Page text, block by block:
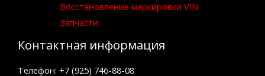
Восстановление маркировки VIN
Запчасти
Контактная информация
Телефон: +7 (925) 746-88-08